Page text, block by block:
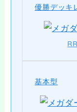
優勝デッキ
基本型